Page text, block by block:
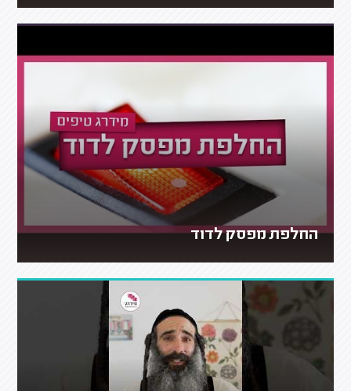
החלפת מפסק לדוד